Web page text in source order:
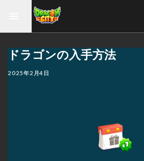
ドラゴンの入手方法
2025年2月4日